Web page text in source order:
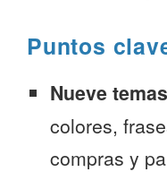
Puntos
Nueve
colores,
compras y